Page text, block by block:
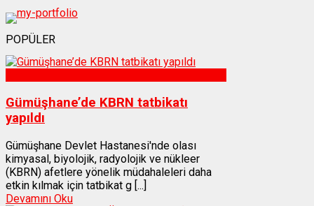
POPÜLER
Gümüşhane’de KBRN tatbikatı
yapıldı
Gümüşhane Devlet Hastanesi'nde olası
kimyasal, biyolojik, radyolojik ve nükleer
(KBRN) afetlere yönelik müdahaleleri daha
etkin kılmak için tatbikat g [...]
Devamını Oku